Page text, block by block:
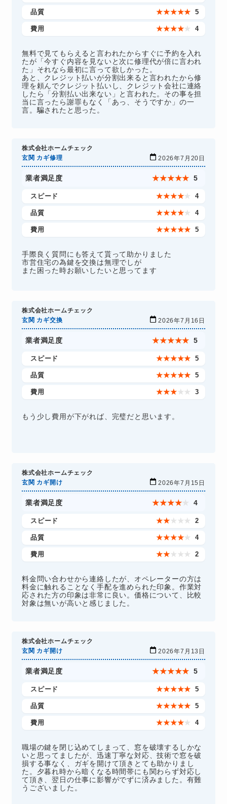
品質 ★★★★★ 5
費用 ★★★★★ 4
無料で見てもらえると言われたからすぐに予約を入れ
たが「今すぐ内容を見ないと次に修理代が倍に言われ
た」それなら最初に言って欲しかった。
あと、クレジット払いが分割出来ると言われたから修
理を頼んでクレジット払いし、クレジット会社に連絡
したら「分割払い出来ない」と言われた。その事を担
当に言ったら謝罪もなく「あっ、そうですか」の一
言。騙されたと思った。
株式会社ホームチェック
玄関 カギ修理
2026年7月20日
業者満足度 ★★★★★ 5
スピード ★★★★★ 4
品質 ★★★★★ 4
費用 ★★★★★ 5
手際良く質問にも答えて貰って助かりました
市営住宅の為鍵を交換は無理でしが
また困った時お願いしたいと思ってます
株式会社ホームチェック
玄関 カギ交換
2026年7月16日
業者満足度 ★★★★★ 5
スピード ★★★★★ 5
品質 ★★★★★ 5
費用 ★★★ ★ ★ 3
もう少し費用が下がれば、完璧だと思います。
株式会社ホームチェック
玄関 カギ開け
2026年7月15日
業者満足度 ★★★★★ 4
スピード ★★ ★ ★ ★ 2
品質 ★★★★★ 4
費用 ★★ ★ ★ ★ 2
料金問い合わせから連絡したが、オペレーターの方は
料金に触れることなく手配を進められた印象。作業対
応された方の印象は非常に良い。価格について、比較
対象は無いが高いと感じました。
株式会社ホームチェック
玄関 カギ開け
2026年7月13日
業者満足度 ★★★★★ 5
スピード ★★★★★ 5
品質 ★★★★★ 5
費用 ★★★★★ 4
職場の鍵を閉じ込めてしまって、窓を破壊するしかな
いと思ってましたが、迅速丁寧な対応、技術で窓を破
損する事なく、ガギを開けて頂きとても助かりまし
た。夕暮れ時から暗くなる時間帯にも関わらず対応し
て頂き、翌日の仕事に影響がでずに済みました。有難
うございました。